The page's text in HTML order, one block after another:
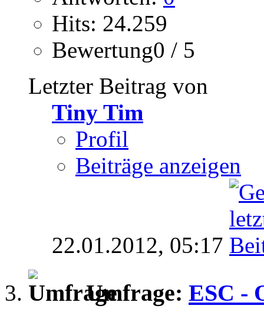
Hits: 24.259
Bewertung0 / 5
Letzter Beitrag von
Tiny Tim
Profil
Beiträge anzeigen
22.01.2012, 05:17
Umfrage: ESC -